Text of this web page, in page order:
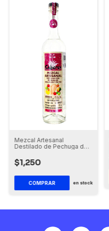
Mezcal Artesanal
Destilado de Pechuga de
Saberes
$1,250
en stock